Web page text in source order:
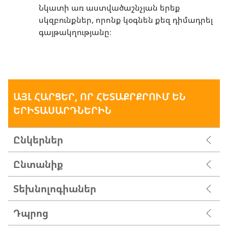
Նկատի առ աստվածաշնչյան երեք
սկզբունքներ, որոնք կօգնեն քեզ դիմադրել
գայթակղությանը։
ԱՅԼ ՀԱՐՑԵՐ, ՈՐ ՀԵՏԱՔՐՔՐՈՒՄ ԵՆ
ԵՐԻՏԱՍԱՐԴՆԵՐԻՆ
Ընկերներ
Ընտանիք
Տեխնոլոգիաներ
Դպրոց